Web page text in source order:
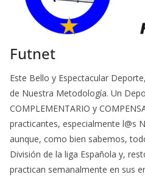
Futnet
Este Bello y Espectacular
de Nuestra Metodología. Un
COMPLEMENTARIO y
practicantes, especialmente l@s
aunque, como bien sabemos,
División de la liga Española y,
practican semanalmente en sus